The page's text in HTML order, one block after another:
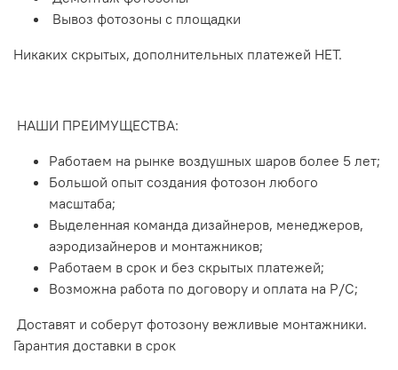
Вывоз фотозоны с площадки
Никаких скрытых, дополнительных платежей НЕТ.
НАШИ ПРЕИМУЩЕСТВА:
Работаем на рынке воздушных шаров более 5 лет;
Большой опыт создания фотозон любого
масштаба;
Выделенная команда дизайнеров, менеджеров,
аэродизайнеров и монтажников;
️Работаем в срок и без скрытых платежей;
Возможна работа по договору и оплата на Р/С;
Доставят и соберут фотозону вежливые монтажники.
Гарантия доставки в срок